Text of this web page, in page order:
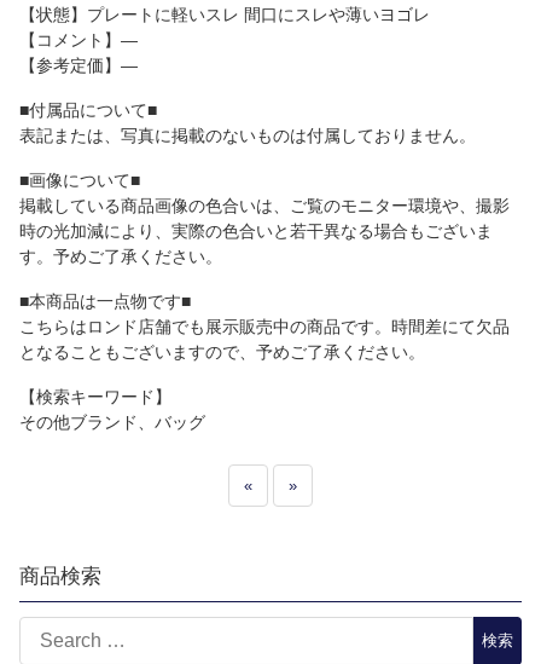
【状態】プレートに軽いスレ 間口にスレや薄いヨゴレ
【コメント】―
【参考定価】―
■付属品について■
表記または、写真に掲載のないものは付属しておりません。
■画像について■
掲載している商品画像の色合いは、ご覧のモニター環境や、撮影
時の光加減により、実際の色合いと若干異なる場合もございま
す。予めご了承ください。
■本商品は一点物です■
こちらはロンド店舗でも展示販売中の商品です。時間差にて欠品
となることもございますので、予めご了承ください。
【検索キーワード】
その他ブランド、バッグ
« »
商品検索